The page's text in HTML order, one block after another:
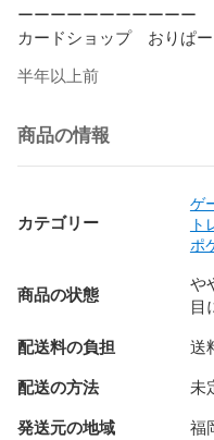
ーーーーーーーーーーー
カードショップ　おりぱ
#ポケモンカード
#遊戯王OCG
#遊戯王カード
#デッキ
#シングルカード
半年以上前
商品の情報
カテゴリー
ゲ
ト
ポ
商品の状態
や
目
配送料の負担 送
配送の方法 未
発送元の地域 福